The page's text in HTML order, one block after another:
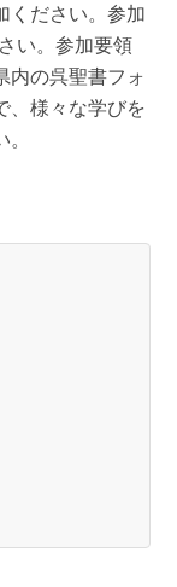
ください。参加
い。参加要領
内の呉聖書フォ
、様々な学びを